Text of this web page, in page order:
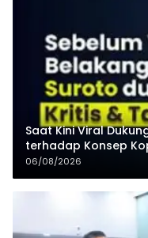
Saat Kini Viral
terhadap Konsep
06/08/2026